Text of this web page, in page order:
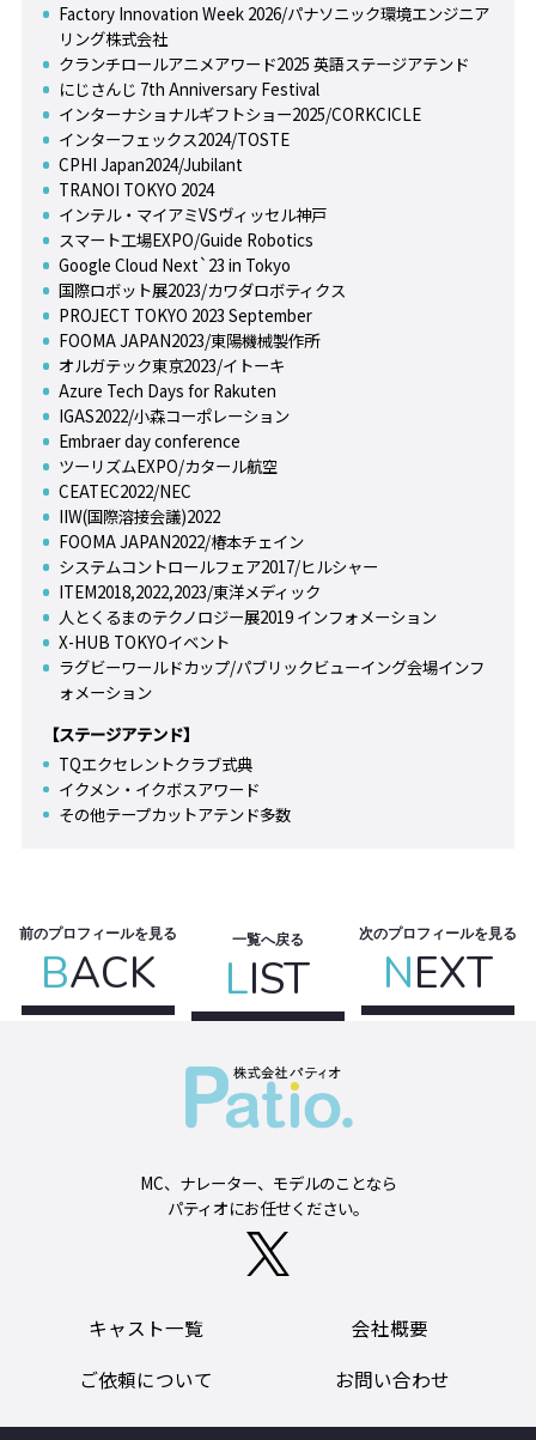
Factory Innovation Week 2026/パナソニック環境エンジニア
リング株式会社
クランチロールアニメアワード2025 英語ステージアテンド
にじさんじ 7th Anniversary Festival
インターナショナルギフトショー2025/CORKCICLE
インターフェックス2024/TOSTE
CPHI Japan2024/Jubilant
TRANOI TOKYO 2024
インテル・マイアミVSヴィッセル神戸
スマート工場EXPO/Guide Robotics
Google Cloud Next`23 in Tokyo
国際ロボット展2023/カワダロボティクス
PROJECT TOKYO 2023 September
FOOMA JAPAN2023/東陽機械製作所
オルガテック東京2023/イトーキ
Azure Tech Days for Rakuten
IGAS2022/小森コーポレーション
Embraer day conference
ツーリズムEXPO/カタール航空
CEATEC2022/NEC
IIW(国際溶接会議)2022
FOOMA JAPAN2022/椿本チェイン
システムコントロールフェア2017/ヒルシャー
ITEM2018,2022,2023/東洋メディック
人とくるまのテクノロジー展2019 インフォメーション
X-HUB TOKYOイベント
ラグビーワールドカップ/パブリックビューイング会場インフ
ォメーション
【ステージアテンド】
TQエクセレントクラブ式典
イクメン・イクボスアワード
その他テープカットアテンド多数
前のプロフィールを見る
BACK
一覧へ戻る
LIST
次のプロフィールを見る
NEXT
MC、ナレーター、モデルのことなら
パティオにお任せください。
キャスト一覧
会社概要
ご依頼について
お問い合わせ